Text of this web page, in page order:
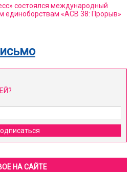
состоялся международный
единоборствам «ACB 38: Прорыв»
НА САЙТЕ